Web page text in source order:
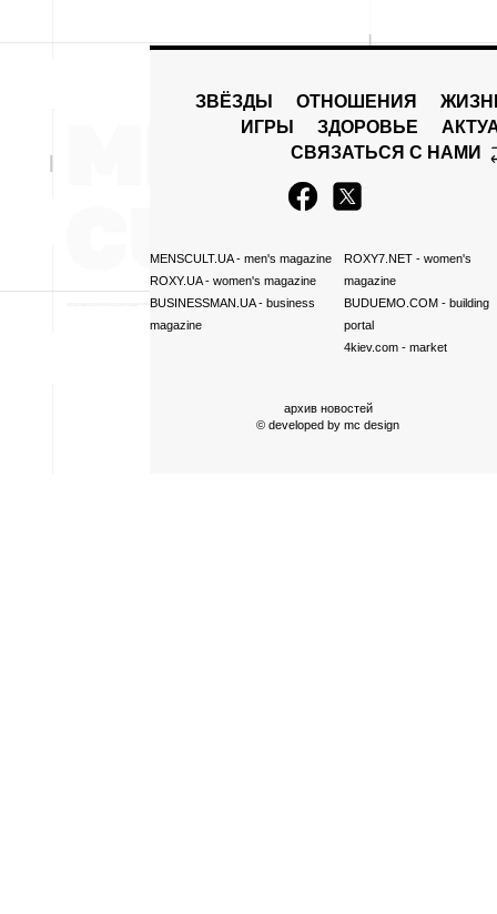
ЗВЁЗДЫ ОТНОШЕНИЯ
ИГРЫ
ЗДОРОВЬЕ
СВЯЗАТЬСЯ С НАМИ
MENSCULT.UA- men's magazine
ROXY.UA- women's magazine
BUSINESSMAN.UA- business
magazine
ROXY7.NET- women's
magazine
BUDUEMO.COM- building
portal
4kiev.com- market
архив новостей
© developed by mc design